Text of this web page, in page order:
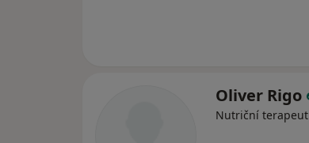
Oliver Rigo
Nutriční terapeut